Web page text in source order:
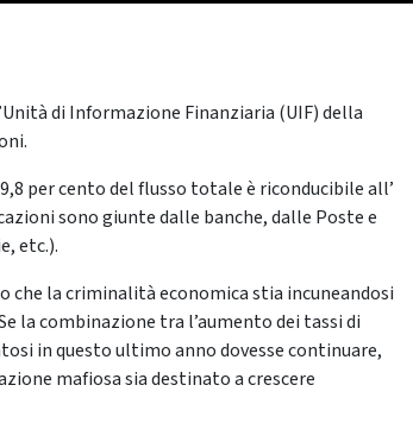
di Informazione Finanziaria (UIF) della
per cento del flusso totale è riconducibile all’
sono giunte dalle banche, dalle Poste e
etc.).
che la criminalità economica stia incuneandosi
la combinazione tra l’aumento dei tassi di
in questo ultimo anno dovesse continuare,
mafiosa sia destinato a crescere